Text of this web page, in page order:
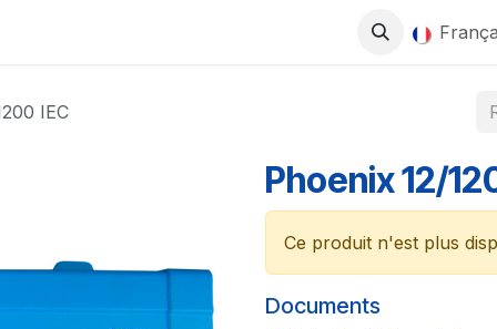
TRAVAILLEZ AVEC NOUS 0
IEC
Phoenix 12/
Ce produit n'est plus
Documents